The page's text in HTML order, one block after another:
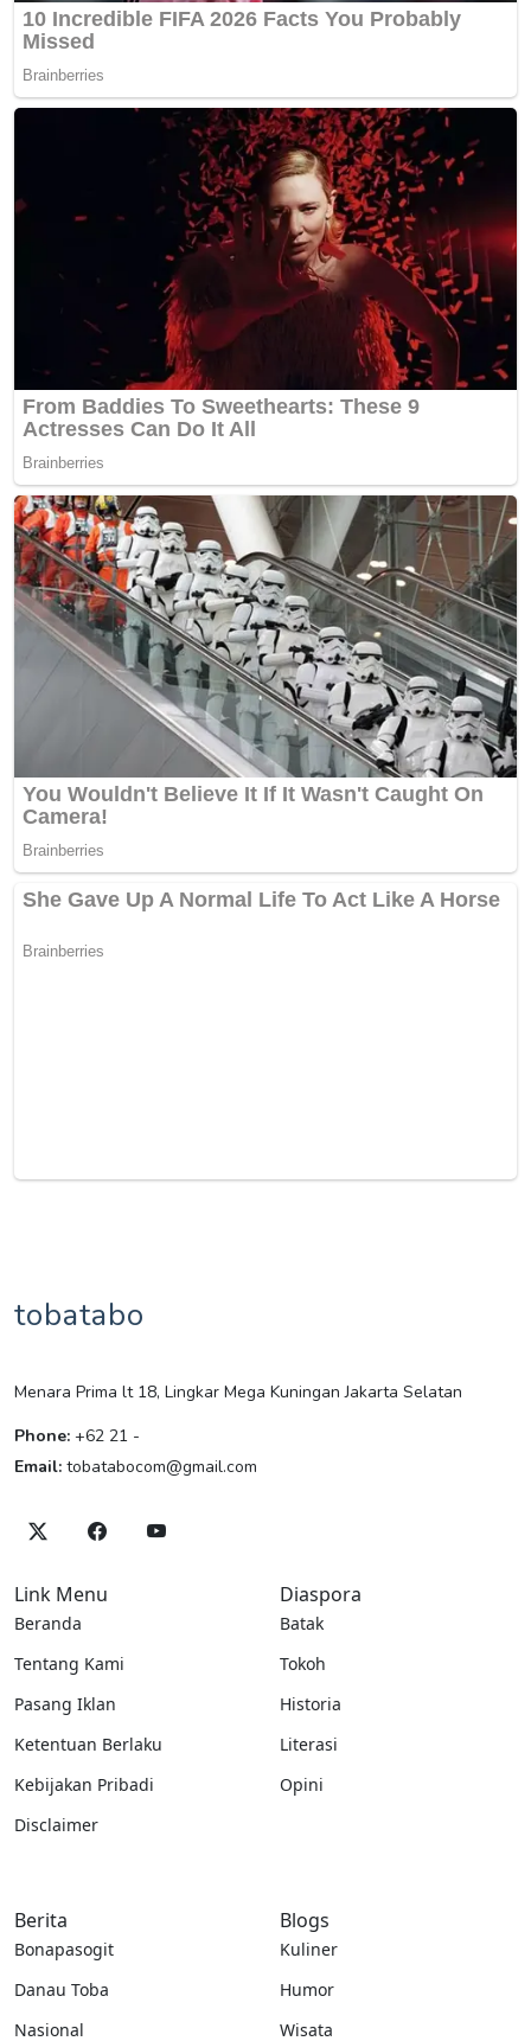
tobatabo
Menara Prima lt 18, Lingkar Mega Kuningan Jakarta Selatan
Phone: +62 21 -
Email: tobatabocom@gmail.com
Link Menu
Beranda
Tentang Kami
Pasang Iklan
Ketentuan Berlaku
Kebijakan Pribadi
Disclaimer
Diaspora
Batak
Tokoh
Historia
Literasi
Opini
Berita
Bonapasogit
Danau Toba
Nasional
Blogs
Kuliner
Humor
Wisata